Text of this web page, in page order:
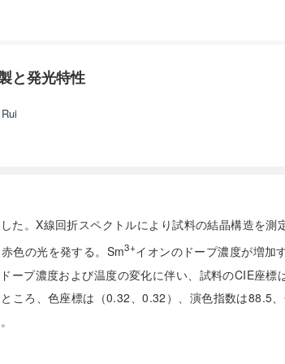
と発光特性
た。X線回折スペクトルにより試料の結晶構造を
色の光を発する。Sm3+イオンのドープ濃度が増加
ープ濃度および温度の変化に伴い、試料のCIE座
ころ、色座標は（0.32、0.32）、演色指数は88.5